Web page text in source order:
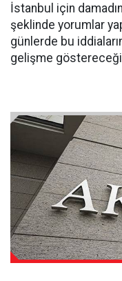
İstanbul için
şeklinde yorumlar
günlerde bu
gelişme